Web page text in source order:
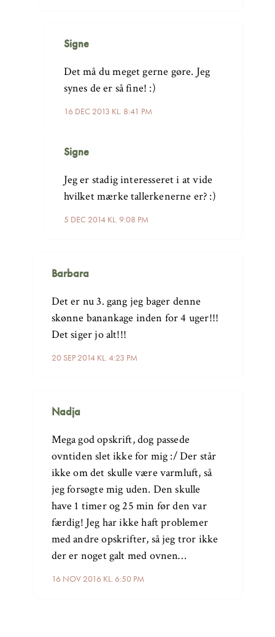
Signe
16 DEC 2013 KL. 8:41 PM
Det må du meget gerne gøre. Jeg
synes de er så fine! :)
Signe
5 DEC 2014 KL. 9:08 PM
Jeg er stadig interesseret i at vide
hvilket mærke tallerkenerne er? :)
Barbara
20 SEP 2014 KL. 4:23 PM
Det er nu 3. gang jeg bager denne
skønne banankage inden for 4 uger!!!
Det siger jo alt!!!
Nadja
16 NOV 2016 KL. 6:50 PM
Mega god opskrift, dog passede
ovntiden slet ikke for mig :/ Der står
ikke om det skulle være varmluft, så
jeg forsøgte mig uden. Den skulle
have 1 timer og 25 min før den var
færdig! Jeg har ikke haft problemer
med andre opskrifter, så jeg tror ikke
der er noget galt med ovnen…